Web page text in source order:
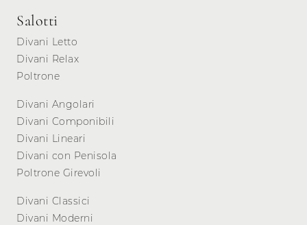
Salotti
Divani Letto
Divani Relax
Poltrone
Divani Angolari
Divani Componibili
Divani Lineari
Divani con Penisola
Poltrone Girevoli
Divani Classici
Divani Moderni